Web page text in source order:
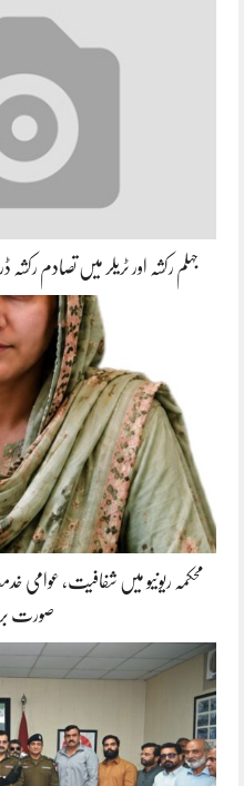
جہلم رکشہ اور ٹریلر میں تصادم
محکمہ ریونیو میں شفافیت، عوامی
صورت